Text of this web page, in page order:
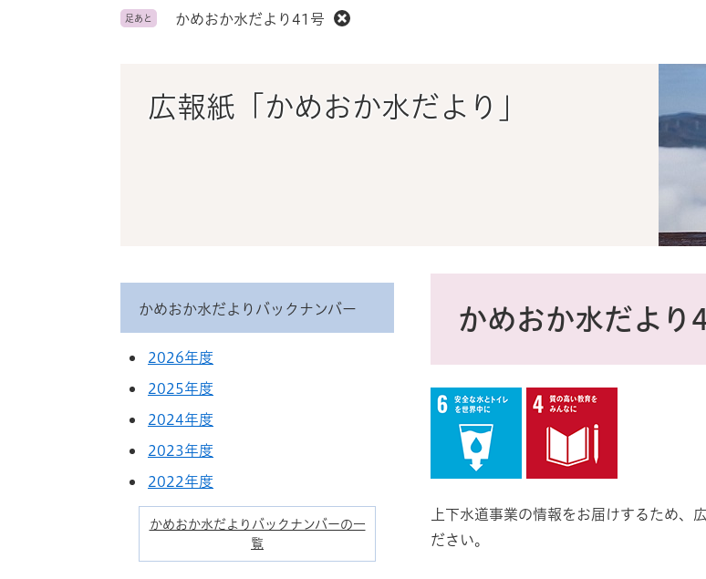
カ
足あと かめおか水だより41号
広報紙「かめおか水だより」
かめおか水だより
上下水道事業の情報をお届けするため、
ださい。
かめおか水だよりバックナンバー
2026年度
2025年度
2024年度
2023年度
2022年度
かめおか水だよりバックナンバーの一
覧